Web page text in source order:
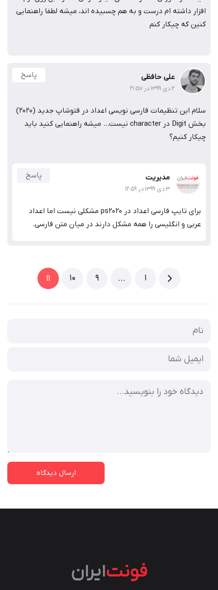
افزار داشته ام درست و به هم چسبیده اند، میشه لطفا راهنمایی
کنین که چیکار کنم
علی حافظی
۲ دی ۱۳۹۹ در ۲۱:۵۷
پاسخ
سلام این تنظیمات فارسی نویسی اعداد در فتوشاپ جدید (2020)
بخش Digit در character نیست… میشه راهنمایی کنید باید
چیکار کنیم؟
مدیریت
۳ دی ۱۳۹۹ در ۱۲:۵۹
پاسخ
برای تایپ فارسی اعداد در ps2020 مشکلی نیست اما اعداد
عربی و انگلیسی را همه مشکل دارند در میان متن فارسی.
1
…
9
10
11